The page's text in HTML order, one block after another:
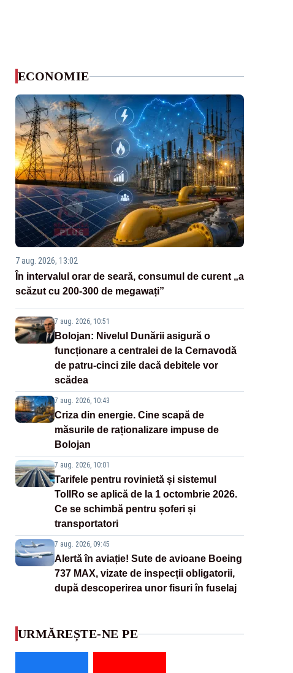
ECONOMIE
7 aug. 2026, 13:02
În intervalul orar de seară, consumul de curent „a
scăzut cu 200-300 de megawați”
7 aug. 2026, 10:51
Bolojan: Nivelul Dunării asigură o
funcționare a centralei de la Cernavodă
de patru-cinci zile dacă debitele vor
scădea
7 aug. 2026, 10:43
Criza din energie. Cine scapă de
măsurile de raționalizare impuse de
Bolojan
7 aug. 2026, 10:01
Tarifele pentru rovinietă și sistemul
TollRo se aplică de la 1 octombrie 2026.
Ce se schimbă pentru șoferi și
transportatori
7 aug. 2026, 09:45
Alertă în aviație! Sute de avioane Boeing
737 MAX, vizate de inspecții obligatorii,
după descoperirea unor fisuri în fuselaj
URMĂREȘTE-NE PE